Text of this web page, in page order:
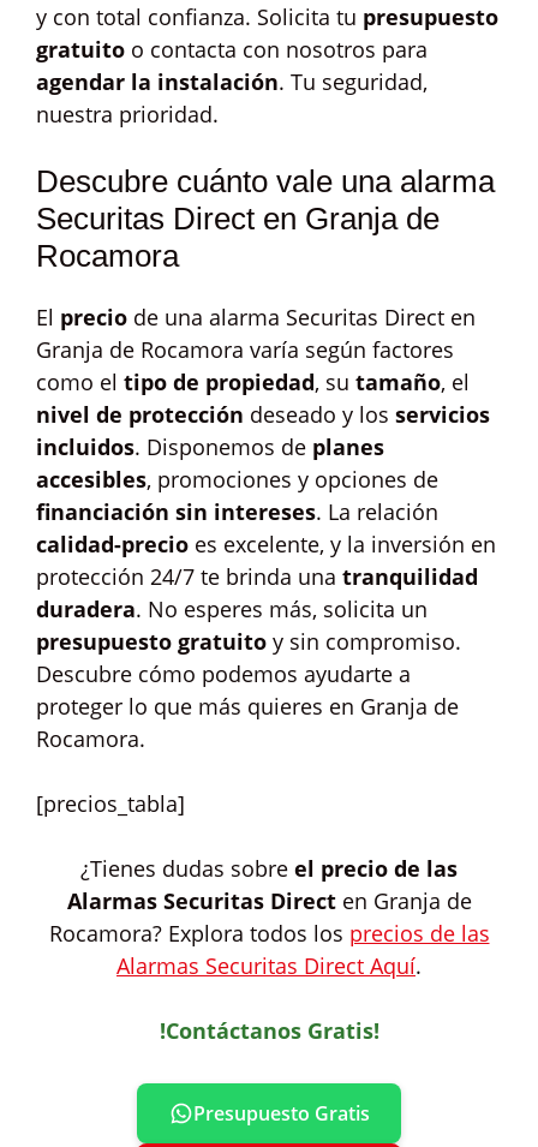
y con total confianza. Solicita tu presupuesto
gratuito o contacta con nosotros para
agendar la instalación. Tu seguridad,
nuestra prioridad.
Descubre cuánto vale una alarma
Securitas Direct en Granja de
Rocamora
El precio de una alarma Securitas Direct en
Granja de Rocamora varía según factores
como el tipo de propiedad, su tamaño, el
nivel de protección deseado y los servicios
incluidos. Disponemos de planes
accesibles, promociones y opciones de
financiación sin intereses. La relación
calidad-precio es excelente, y la inversión en
protección 24/7 te brinda una tranquilidad
duradera. No esperes más, solicita un
presupuesto gratuito y sin compromiso.
Descubre cómo podemos ayudarte a
proteger lo que más quieres en Granja de
Rocamora.
[precios_tabla]
¿Tienes dudas sobre el precio de las
Alarmas Securitas Directen Granja de
Rocamora? Explora todos los precios de las
Alarmas Securitas Direct Aquí.
!Contáctanos Gratis!
Presupuesto Gratis